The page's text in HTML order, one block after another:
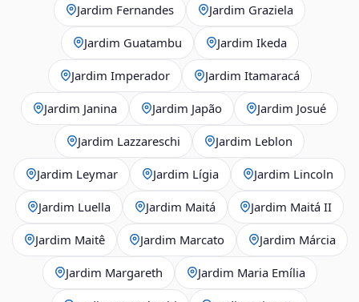
Jardim Fernandes Jardim Graziela
Jardim Guatambu Jardim Ikeda
Jardim Imperador Jardim Itamaracá
Jardim Janina Jardim Japão Jardim Josué
Jardim Lazzareschi Jardim Leblon
Jardim Leymar Jardim Lígia Jardim Lincoln
Jardim Luella Jardim Maitá Jardim Maitá II
Jardim Maitê Jardim Marcato Jardim Márcia
Jardim Margareth Jardim Maria Emília